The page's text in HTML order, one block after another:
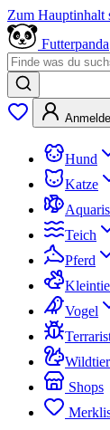
Zum Hauptinhalt
Futterpanda
Hund
Katze
Teich
Pferd
Vogel
Wildtier
Shops